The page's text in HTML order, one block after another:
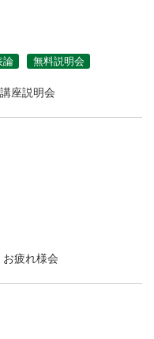
論 無料説明会
座説明会
疲れ様会